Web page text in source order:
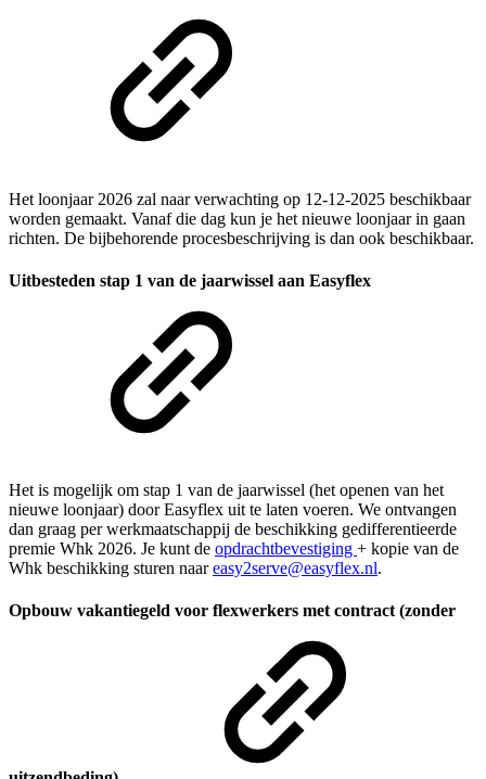
Het loonjaar 2026 zal naar verwachting op 12-12-2025 beschikbaar
worden gemaakt. Vanaf die dag kun je het nieuwe loonjaar in gaan
richten. De bijbehorende procesbeschrijving is dan ook beschikbaar.
Uitbesteden stap 1 van de jaarwissel aan Easyflex
Het is mogelijk om stap 1 van de jaarwissel (het openen van het
nieuwe loonjaar) door Easyflex uit te laten voeren. We ontvangen
dan graag per werkmaatschappij de beschikking gedifferentieerde
premie Whk 2026. Je kunt de opdrachtbevestiging + kopie van de
Whk beschikking sturen naareasy2serve@easyflex.nl.
Opbouw vakantiegeld voor flexwerkers met contract (zonder